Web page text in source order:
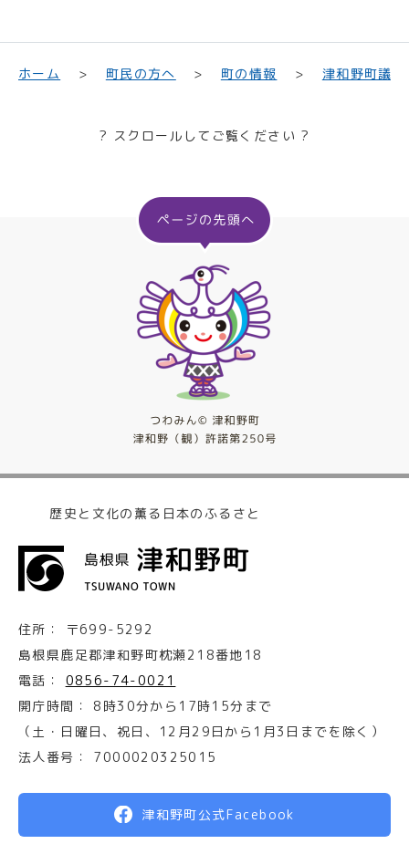
ホーム 町民の方へ 町の情報 津和野町議会
? スクロールしてご覧ください ?
歴史と文化の薫る日本のふるさと
住所：
〒699-5292
島根県鹿足郡津和野町枕瀬218番地18
電話：
0856-74-0021
開庁時間：
8時30分から17時15分まで
（土・日曜日、祝日、12月29日から1月3日までを除く）
法人番号：
7000020325015
津和野町公式Facebook